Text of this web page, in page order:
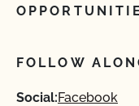
FOLLOW
Social:Facebook